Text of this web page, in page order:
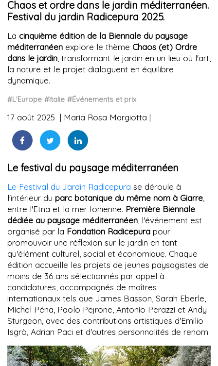
Chaos et ordre dans le jardin méditerranéen.
Festival du jardin Radicepura 2025.
La cinquième édition de la Biennale du paysage
méditerranéen explore le thème Chaos (et) Ordre
dans le jardin , transformant le jardin en un lieu où l'art,
la nature et le projet dialoguent en équilibre
dynamique.
#L'Europe #Italie #Événements et prix
17 août 2025 Maria Rosa Margiotta
Le festival du paysage méditerranéen
Le Festival du Jardin Radicepura se déroule à
l'intérieur du parc botanique du même nom à Giarre
entre l'Etna et la mer Ionienne. Première Biennale
dédiée au paysage méditerranéen , l'événement est
organisé par la Fondation Radicepura pour
promouvoir une réflexion sur le jardin en tant
qu'élément culturel, social et économique. Chaque
édition accueille les projets de jeunes paysagistes de
moins de 36 ans sélectionnés par appel à
candidatures, accompagnés de maîtres
internationaux tels que James Basson, Sarah Eberle,
Michel Péna, Paolo Pejrone, Antonio Perazzi et Andy
Sturgeon, avec des contributions artistiques d'Emilio
Isgrò, Adrian Paci et d'autres personnalités de renom.